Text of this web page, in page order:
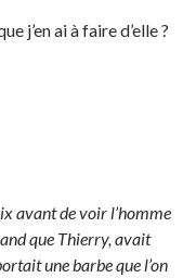
j’en ai à faire d’elle ?
avant de voir l’homme
que Thierry, avait
une barbe que l’on